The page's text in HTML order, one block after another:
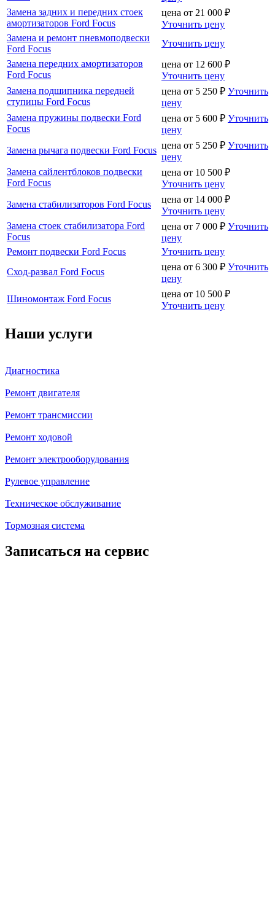
Замена задних и передних стоек
амортизаторов Ford Focus
цена от 21 000 ₽
Уточнить цену
Замена и ремонт пневмоподвески
Ford Focus
Уточнить цену
Замена передних амортизаторов
Ford Focus
цена от 12 600 ₽
Уточнить цену
Замена подшипника передней
ступицы Ford Focus
цена от 5 250 ₽ Уточнить
цену
Замена пружины подвески Ford
Focus
цена от 5 600 ₽ Уточнить
цену
Замена рычага подвески Ford Focus цена от 5 250 ₽ Уточнить
цену
Замена сайлентблоков подвески
Ford Focus
цена от 10 500 ₽
Уточнить цену
Замена стабилизаторов Ford Focus
цена от 14 000 ₽
Уточнить цену
Замена стоек стабилизатора Ford
Focus
цена от 7 000 ₽ Уточнить
цену
Ремонт подвески Ford Focus
Уточнить цену
Сход-развал Ford Focus
цена от 6 300 ₽ Уточнить
цену
Шиномонтаж Ford Focus
цена от 10 500 ₽
Уточнить цену
Наши услуги
Диагностика
Ремонт двигателя
Ремонт трансмиссии
Ремонт ходовой
Ремонт электрооборудования
Рулевое управление
Техническое обслуживание
Тормозная система
Записаться на сервис